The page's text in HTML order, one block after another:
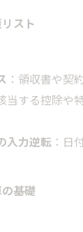
スト
：領収書や契
当する控除や
入力逆転：日
基礎